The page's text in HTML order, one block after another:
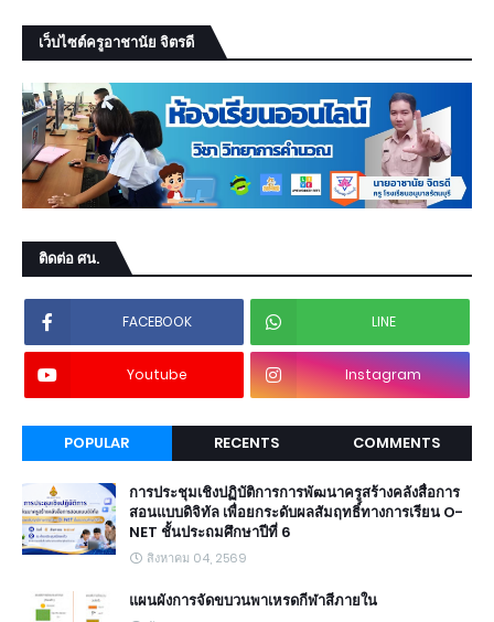
เว็บไซต์ครูอาชานัย จิตรดี
ติดต่อ ศน.
FACEBOOK LINE
Youtube Instagram
POPULAR RECENTS COMMENTS
การประชุมเชิงปฏิบัติการการพัฒนาครูสร้างคลังสื่อการ
สอนแบบดิจิทัล เพื่อยกระดับผลสัมฤทธิ์ทางการเรียน O-
NET ชั้นประถมศึกษาปีที่ 6
สิงหาคม 04, 2569
แผนผังการจัดขบวนพาเหรดกีฬาสีภายใน